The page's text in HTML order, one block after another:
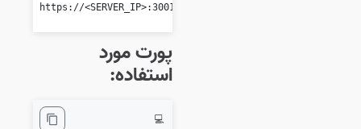
https://<SERVER_IP>:3001
پورت مورد
استفاده:
💻